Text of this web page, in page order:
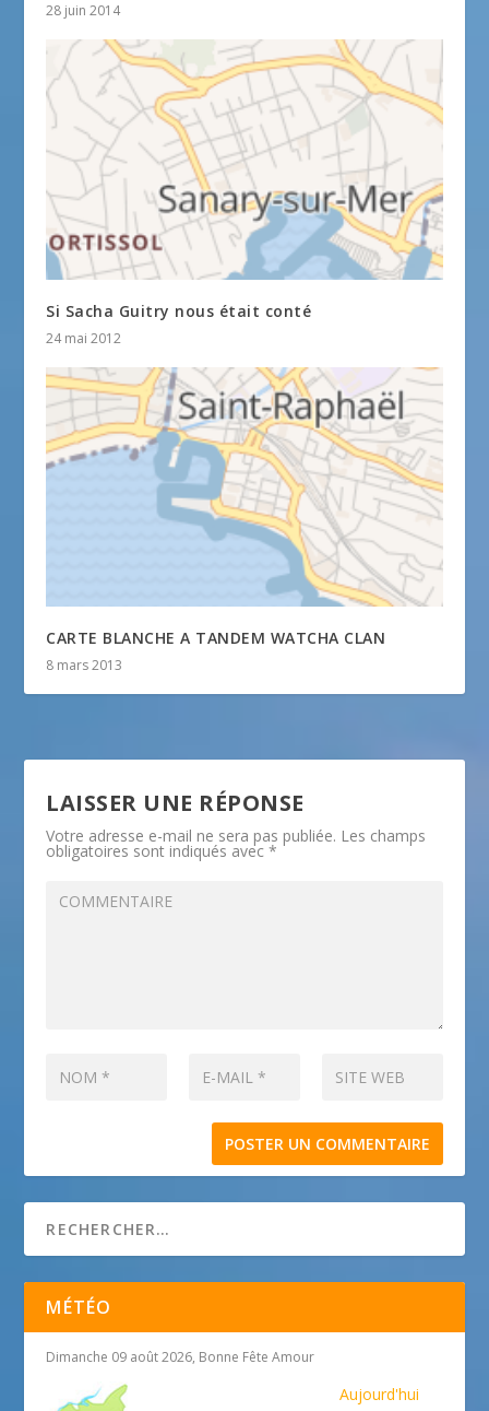
28 juin 2014
Si Sacha Guitry nous était conté
24 mai 2012
CARTE BLANCHE A TANDEM WATCHA CLAN
8 mars 2013
LAISSER UNE RÉPONSE
Votre adresse e-mail ne sera pas publiée. Les champs
obligatoires sont indiqués avec*
MÉTÉO
Dimanche 09 août 2026, Bonne Fête Amour
Aujourd'hui